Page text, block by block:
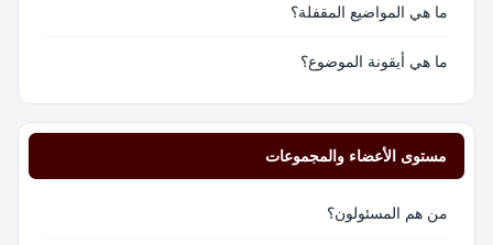
ما هي المواضيع المقفلة؟
ما هي أيقونة الموضوع؟
مستوى الأعضاء والمجموعات
من هم المسئولون؟